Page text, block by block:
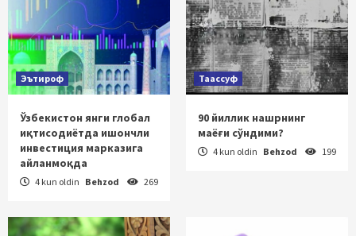
Эътироф
Ўзбекистон янги глобал
иқтисодиётда ишончли
инвестиция марказига
айланмоқда
4 kun oldin Behzod 269
Таассуф
90 йиллик нашрнинг
маёғи сўндими?
4 kun oldin Behzod 199